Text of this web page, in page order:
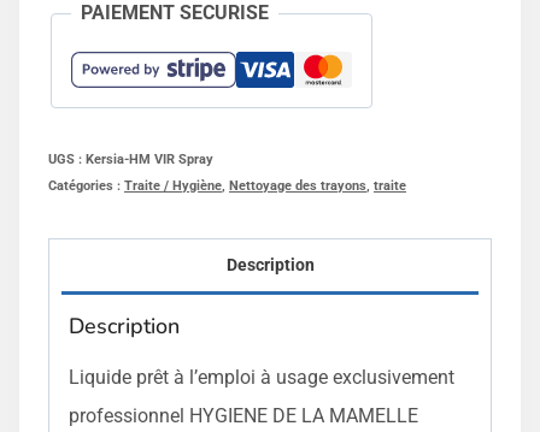
PAIEMENT SECURISE
UGS : Kersia-HM VIR Spray
Catégories : Traite / Hygiène, Nettoyage des trayons, traite
Description
Description
Liquide prêt à l’emploi à usage exclusivement
professionnel HYGIENE DE LA MAMELLE